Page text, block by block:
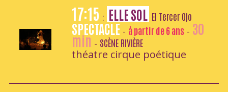
17:15 : ELLE SOL El Tercer Ojo
SPECTACLE - à partir de 6 ans- 30
min - SCÈNE RIVIÈRE
théatre cirque poétique